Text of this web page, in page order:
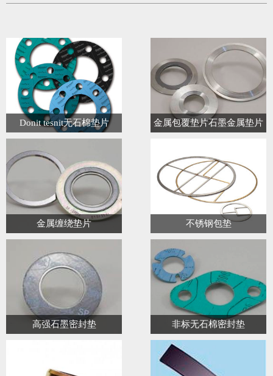
Donit tesnit无石棉垫片 金属包覆垫片石墨金属垫片
金属缠绕垫片 不锈钢包垫
高强石墨密封垫 非标无石棉密封垫